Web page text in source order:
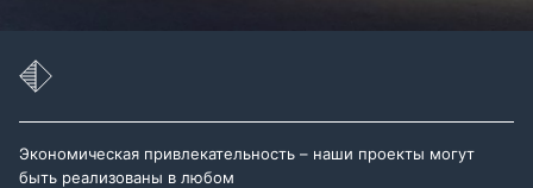
Экономическая привлекательность – наши проекты могут
быть реализованы в любом